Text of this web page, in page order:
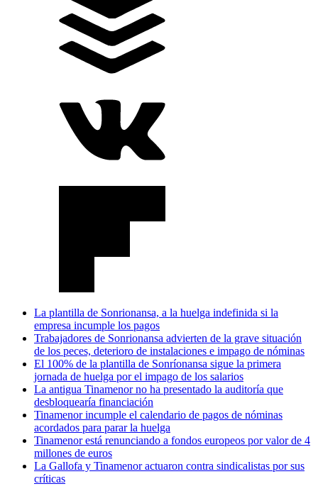
La plantilla de Sonrionansa, a la huelga indefinida si la
empresa incumple los pagos
Trabajadores de Sonrionansa advierten de la grave situación
de los peces, deterioro de instalaciones e impago de nóminas
El 100% de la plantilla de Sonríonansa sigue la primera
jornada de huelga por el impago de los salarios
La antigua Tinamenor no ha presentado la auditoría que
desbloquearía financiación
Tinamenor incumple el calendario de pagos de nóminas
acordados para parar la huelga
Tinamenor está renunciando a fondos europeos por valor de 4
millones de euros
La Gallofa y Tinamenor actuaron contra sindicalistas por sus
críticas